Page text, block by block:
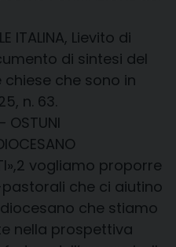
ITALINA, Lievito di
di sintesi del
che sono in
n. 63.
OSTUNI
vogliamo proporre
che ci aiutino
che stiamo
nella prospettiva